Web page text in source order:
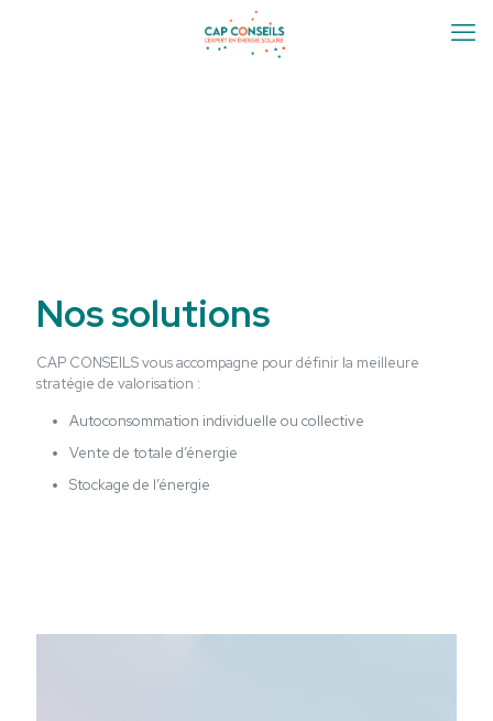
Nos solutions
CAP CONSEILS vous accompagne pour définir la meilleure
stratégie de valorisation :
Autoconsommation individuelle ou collective
Vente de totale d’énergie
Stockage de l’énergie